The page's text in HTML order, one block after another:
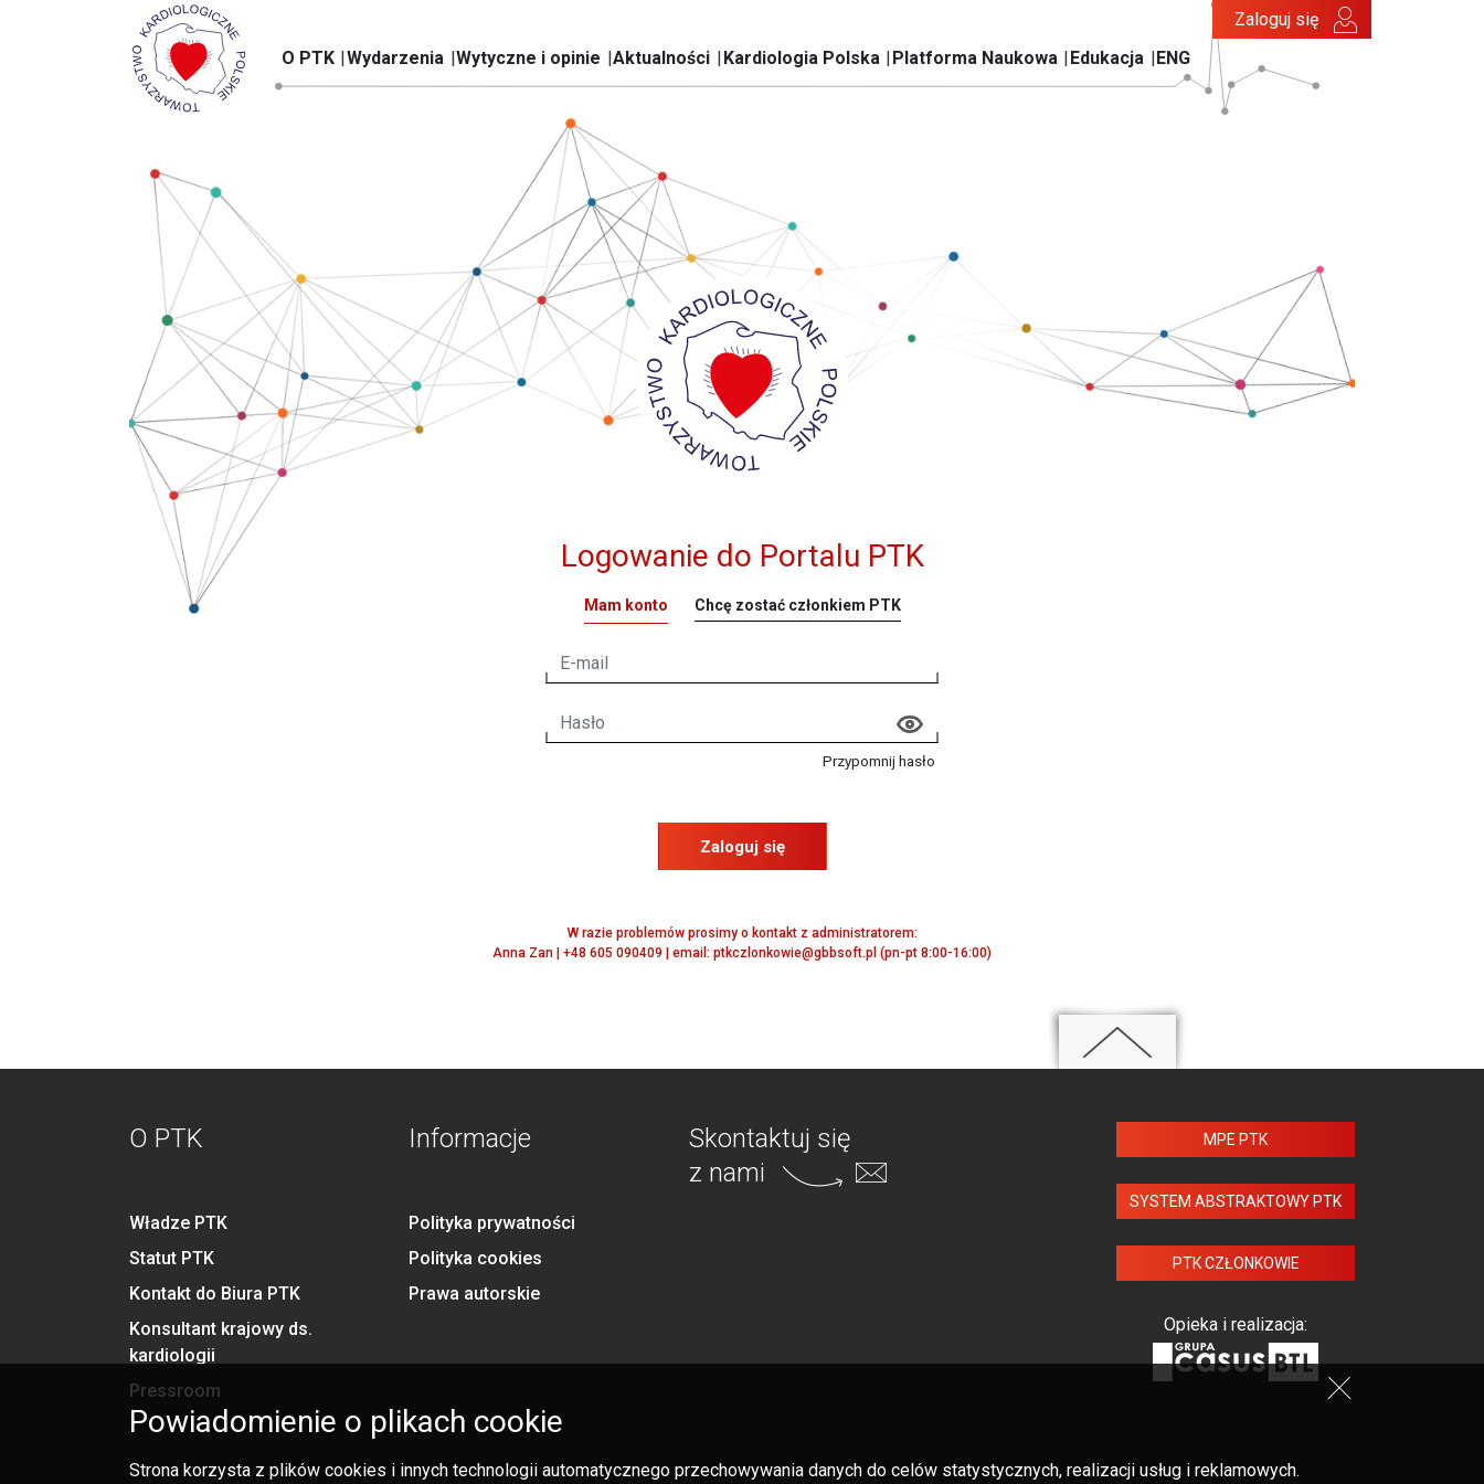
O PTK Wydarzenia Wytyczne i opinie Aktualności Kardiologia Polska Platforma Naukowa Edukacja ENG
Zaloguj się
Logowanie do Portalu PTK
Mam konto Chcę zostać członkiem PTK
Przypomnij hasło
Zaloguj się
W razie problemów prosimy o kontakt z administratorem:
Anna Zan | +48 605 090409 | email: ptkczlonkowie@gbbsoft.pl (pn-pt 8:00-16:00)
O PTK
Władze PTK
Statut PTK
Kontakt do Biura PTK
Konsultant krajowy ds.
kardiologii
Pressroom
Informacje
Polityka prywatności
Polityka cookies
Prawa autorskie
Skontaktuj się
z nami
MPE PTK
SYSTEM ABSTRAKTOWY PTK
PTK CZŁONKOWIE
Opieka i realizacja:
Powiadomienie o plikach cookie
Strona korzysta z plików cookies i innych technologii automatycznego przechowywania danych do celów statystycznych, realizacji usług i reklamowych.